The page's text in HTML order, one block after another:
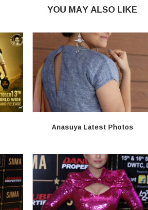
YOU MAY ALSO LIKE
Anasuya Latest Photos